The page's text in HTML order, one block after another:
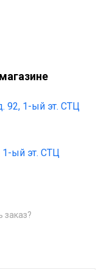
92, 1-ый эт. СТЦ
1-ый эт. СТЦ
заказ?